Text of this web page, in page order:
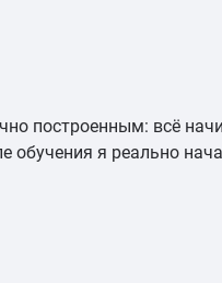
построенным: всё
обучения я реально